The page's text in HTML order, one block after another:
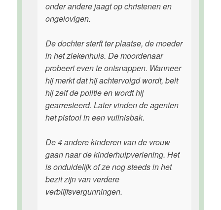
onder andere jaagt op christenen en
ongelovigen.
De dochter sterft ter plaatse, de moeder
in het ziekenhuis. De moordenaar
probeert even te ontsnappen. Wanneer
hij merkt dat hij achtervolgd wordt, belt
hij zelf de politie en wordt hij
gearresteerd. Later vinden de agenten
het pistool in een vuilnisbak.
De 4 andere kinderen van de vrouw
gaan naar de kinderhulpverlening. Het
is onduidelijk of ze nog steeds in het
bezit zijn van verdere
verblijfsvergunningen.